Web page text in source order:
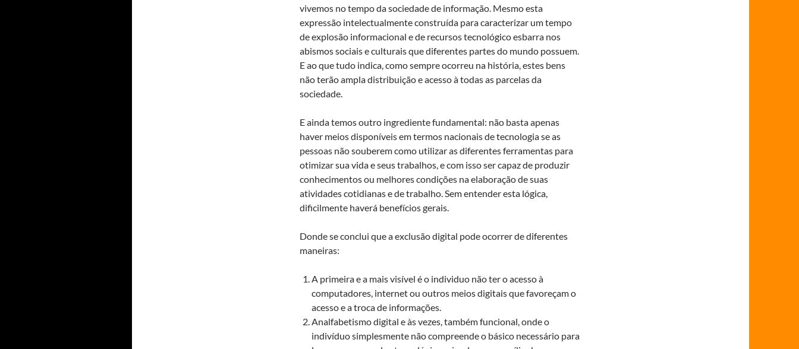
vivemos no tempo da sociedade de informação. Mesmo esta
expressão intelectualmente construída para caracterizar um tempo
de explosão informacional e de recursos tecnológico esbarra nos
abismos sociais e culturais que diferentes partes do mundo possuem.
E ao que tudo indica, como sempre ocorreu na história, estes bens
não terão ampla distribuição e acesso à todas as parcelas da
sociedade.
E ainda temos outro ingrediente fundamental: não basta apenas
haver meios disponíveis em termos nacionais de tecnologia se as
pessoas não souberem como utilizar as diferentes ferramentas para
otimizar sua vida e seus trabalhos, e com isso ser capaz de produzir
conhecimentos ou melhores condições na elaboração de suas
atividades cotidianas e de trabalho. Sem entender esta lógica,
dificilmente haverá benefícios gerais.
Donde se conclui que a exclusão digital pode ocorrer de diferentes
maneiras:
A primeira e a mais visível é o individuo não ter o acesso à
computadores, internet ou outros meios digitais que favoreçam o
acesso e a troca de informações.
Analfabetismo digital e às vezes, também funcional, onde o
indivíduo simplesmente não compreende o básico necessário para